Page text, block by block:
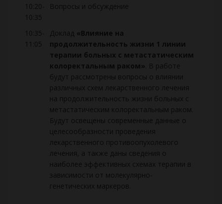
10:20-
10:35
Вопросы и обсуждение
10:35-
11:05
Доклад «Влияние на
продолжительность жизни 1 линии
терапии больных с метастатическим
колоректальным раком» . В работе
будут рассмотрены вопросы о влиянии
различных схем лекарственного лечения
на продолжительность жизни больных с
метастатическим колоректальным раком.
Будут освещены современные данные о
целесообразности проведения
лекарственного противоопухолевого
лечения, а также даны сведения о
наиболее эффективных схемах терапии в
зависимости от молекулярно-
генетических маркеров.